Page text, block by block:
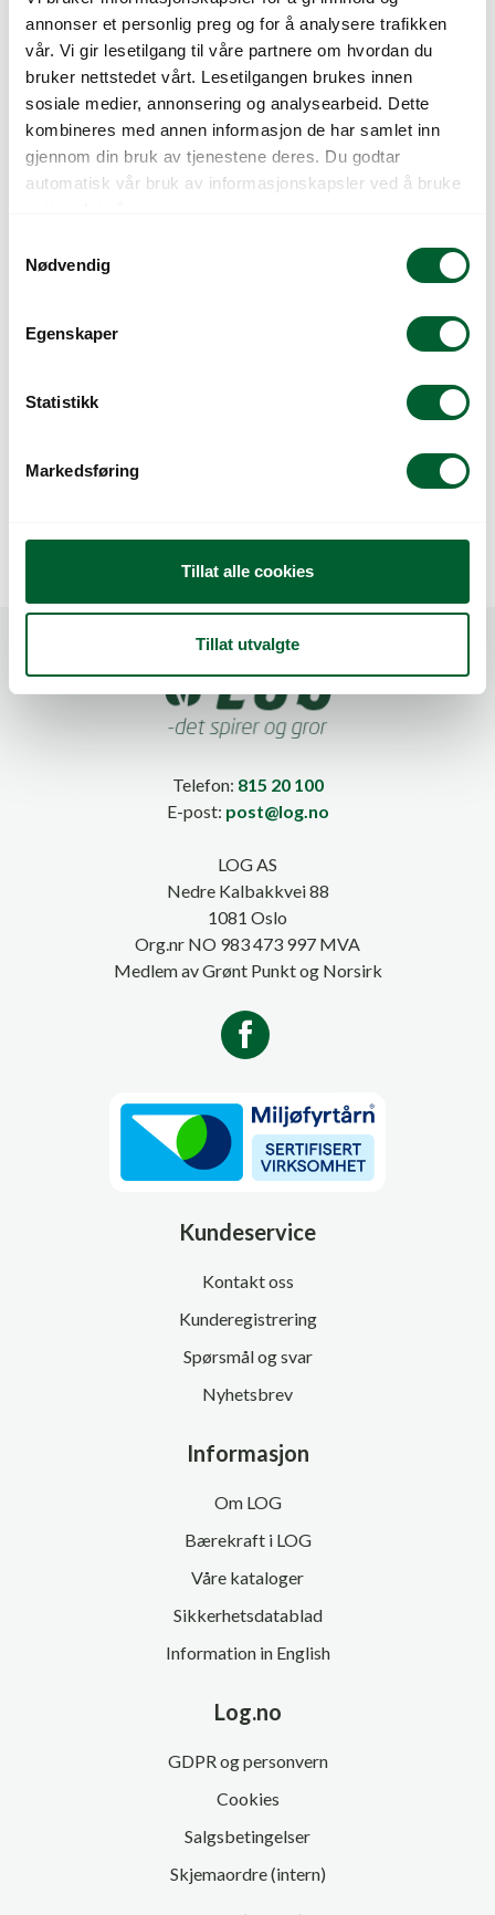
annonser et personlig preg og for å analysere trafikken
vår. Vi gir lesetilgang til våre partnere om hvordan du
bruker nettstedet vårt. Lesetilgangen brukes innen
sosiale medier, annonsering og analysearbeid. Dette
kombineres med annen informasjon de har samlet inn
gjennom din bruk av tjenestene deres. Du godtar
automatisk vår bruk av informasjonskapsler ved å bruke
Nødvendig
Egenskaper
Statistikk
Markedsføring
Tillat alle cookies
Tillat utvalgte
BÆRKURV SORT
400G U/HULL 0,4
MM
BÆRKURV SORT
500G M/H 0,45 MM
141x119x34 PAD(1632)
Telefon: 815 20 100
E-post: post@log.no
LOG AS
Nedre Kalbakkvei 88
1081 Oslo
Org.nr NO 983 473 997 MVA
Medlem av Grønt Punkt og Norsirk
Kundeservice
Kontakt oss
Kunderegistrering
Spørsmål og svar
Nyhetsbrev
Informasjon
Om LOG
Bærekraft i LOG
Våre kataloger
Sikkerhetsdatablad
Information in English
Log.no
GDPR og personvern
Cookies
Salgsbetingelser
Skjemaordre (intern)